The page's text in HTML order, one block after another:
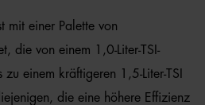
mit einer Palette von
die von einem 1,0-Liter-TSI-
einem kräftigeren 1,5-Liter-TSI
die eine höhere Effizienz